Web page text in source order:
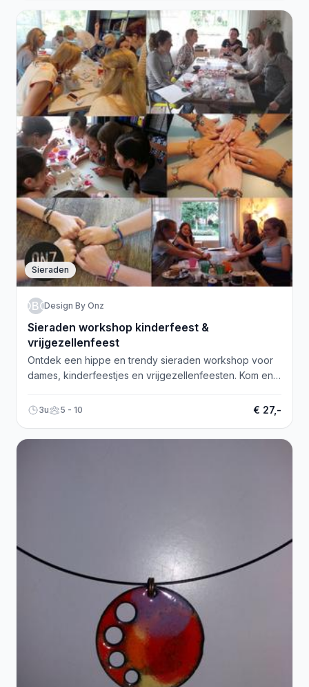
Sieraden
DBODesign By Onz
Sieraden workshop kinderfeest &
vrijgezellenfeest
Ontdek een hippe en trendy sieraden workshop voor
dames, kinderfeestjes en vrijgezellenfeesten. Kom en
3u 5 - 10 € 27,-